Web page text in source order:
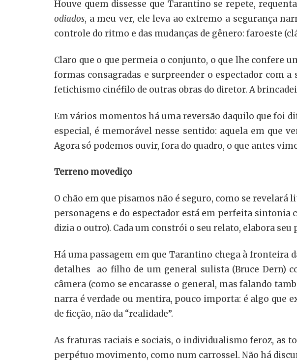
Houve quem dissesse que Tarantino se repete,
odiados, a meu ver, ele leva ao extremo a segurança
controle do ritmo e das mudanças de gênero: faroeste
Claro que o que permeia o conjunto, o que lhe confere
formas consagradas e surpreender o espectador com
fetichismo cinéfilo de outras obras do diretor. A
Em vários momentos há uma reversão daquilo que foi
especial, é memorável nesse sentido: aquela em que
Agora só podemos ouvir, fora do quadro, o que antes
Terreno movediço
O chão em que pisamos não é seguro, como se
personagens e do espectador está em perfeita sintonia
dizia o outro). Cada um constrói o seu relato, elabora seu
Há uma passagem em que Tarantino chega à fronteira
detalhes ao filho de um general sulista (Bruce Dern)
câmera (como se encarasse o general, mas falando
narra é verdade ou mentira, pouco importa: é algo que
de ficção, não da “realidade”.
As fraturas raciais e sociais, o individualismo feroz, as
perpétuo movimento, como num carrossel. Não há